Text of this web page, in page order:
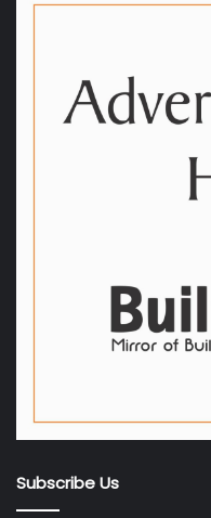
Subscribe Us